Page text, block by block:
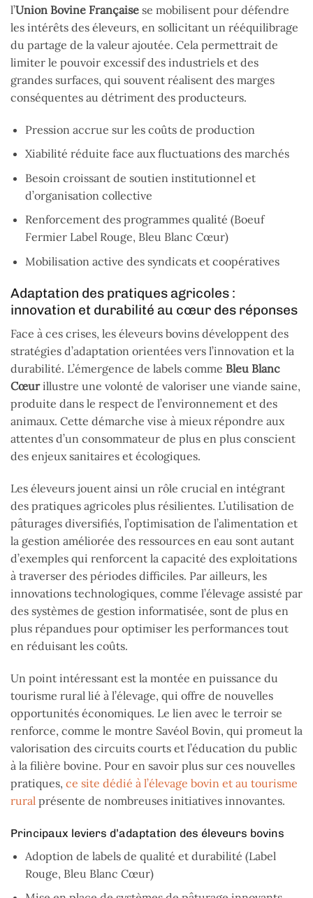
l’Union Bovine Française se mobilisent pour défendre
les intérêts des éleveurs, en sollicitant un rééquilibrage
du partage de la valeur ajoutée. Cela permettrait de
limiter le pouvoir excessif des industriels et des
grandes surfaces, qui souvent réalisent des marges
conséquentes au détriment des producteurs.
Pression accrue sur les coûts de production
Xiabilité réduite face aux fluctuations des marchés
Besoin croissant de soutien institutionnel et
d’organisation collective
Renforcement des programmes qualité (Boeuf
Fermier Label Rouge, Bleu Blanc Cœur)
Mobilisation active des syndicats et coopératives
Adaptation des pratiques agricoles :
innovation et durabilité au cœur des réponses
Face à ces crises, les éleveurs bovins développent des
stratégies d’adaptation orientées vers l’innovation et la
durabilité. L’émergence de labels comme Bleu Blanc
Cœurillustre une volonté de valoriser une viande saine,
produite dans le respect de l’environnement et des
animaux. Cette démarche vise à mieux répondre aux
attentes d’un consommateur de plus en plus conscient
des enjeux sanitaires et écologiques.
Les éleveurs jouent ainsi un rôle crucial en intégrant
des pratiques agricoles plus résilientes. L’utilisation de
pâturages diversifiés, l’optimisation de l’alimentation et
la gestion améliorée des ressources en eau sont autant
d’exemples qui renforcent la capacité des exploitations
à traverser des périodes difficiles. Par ailleurs, les
innovations technologiques, comme l’élevage assisté par
des systèmes de gestion informatisée, sont de plus en
plus répandues pour optimiser les performances tout
en réduisant les coûts.
Un point intéressant est la montée en puissance du
tourisme rural lié à l’élevage, qui offre de nouvelles
opportunités économiques. Le lien avec le terroir se
renforce, comme le montre Savéol Bovin, qui promeut la
valorisation des circuits courts et l’éducation du public
à la filière bovine. Pour en savoir plus sur ces nouvelles
pratiques, ce site dédié à l’élevage bovin et au tourisme
rural présente de nombreuses initiatives innovantes.
Principaux leviers d’adaptation des éleveurs bovins
Adoption de labels de qualité et durabilité (Label
Rouge, Bleu Blanc Cœur)